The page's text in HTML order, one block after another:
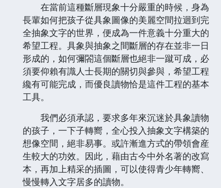
在當前這種斷層現象十分嚴重的時候，身為
長輩如何把孩子從具象圖像的美麗空間拉迴到完
全抽象文字的世界，便成為一件意義十分重大的
希望工程。具象與抽象之間斷層的存在並非一日
形成的，如何彌閤這個斷層也絕非一蹴可成，必
須要仰賴有識人士長期的關切與參與，希望工程
纔有可能完成，而優良讀物恰是這件工程的基本
工具。
我們必須承認，要求多年來沉迷於具象讀物
的孩子，一下子轉嚮，全心投入抽象文字構築的
想像空間，絕非易事。或許漸進方式的帶領會産
生較大的功效。因此，藉由古今中外名著的改寫
本，再加上精采的插圖，可以使得青少年轉嚮、
慢慢轉入文字居多的讀物。